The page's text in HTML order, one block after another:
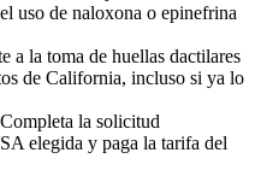
uso de naloxona o epinefrina
a la toma de huellas dactilares
de California, incluso si ya lo
Completa la solicitud
elegida y paga la tarifa del